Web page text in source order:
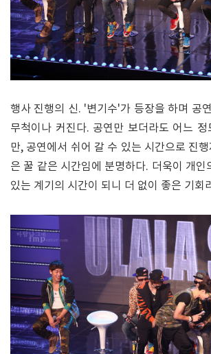
행사 진행의 신. '변기수'가 등장을 하며 공
무척이나 커진다. 공연만 보더라도 어느 정
만, 공연에서 쉬어 갈 수 있는 시간으로 진
은 꿀 같은 시간임에 분명하다. 더욱이 개인
있는 계기의 시간이 되니 더 없이 좋은 기회